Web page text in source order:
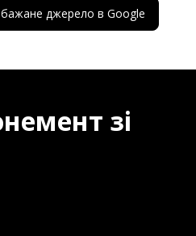
джерело в Google
зі